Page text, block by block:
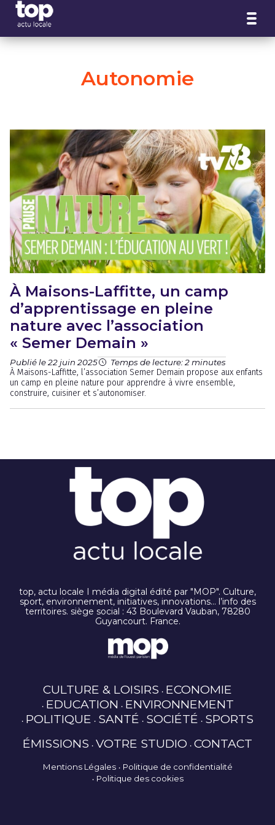
Autonomie
À Maisons-Laffitte, un camp
d’apprentissage en pleine
nature avec l’association
« Semer Demain »
Publié le 22 juin 2025 Temps de lecture: 2 minutes
À Maisons-Laffitte, l’association Semer Demain propose aux enfants
un camp en pleine nature pour apprendre à vivre ensemble,
construire, cuisiner et s’autonomiser.
top, actu locale I média digital édité par "MOP". Culture,
sport, environnement, initiatives, innovations… l’info des
territoires. siège social : 43 Boulevard Vauban, 78280
Guyancourt. France.
CULTURE & LOISIRS ECONOMIE
EDUCATION ENVIRONNEMENT
POLITIQUE SANTÉ SOCIÉTÉ SPORTS
ÉMISSIONS VOTRE STUDIO CONTACT
Mentions Légales
Politique de confidentialité
Politique des cookies
Panneau de gestion des cookies